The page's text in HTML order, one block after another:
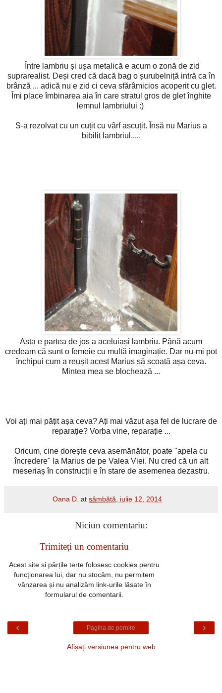
Între lambriu și ușa metalică e acum o zonă de zid
suprarealist. Deși cred că dacă bag o șurubelniță intră ca în
brânză ... adică nu e zid ci ceva sfărâmicios acoperit cu glet.
Îmi place îmbinarea aia în care stratul gros de glet înghite
lemnul lambriului :)
S-a rezolvat cu un cuțit cu vârf ascuțit. Însă nu Marius a
bibilit lambriul.....
Asta e partea de jos a aceluiași lambriu. Până acum
credeam că sunt o femeie cu multă imaginație. Dar nu-mi pot
închipui cum a reușit acest Marius să scoată așa ceva.
Mintea mea se blochează ...
Voi ați mai pățit așa ceva? Ați mai văzut așa fel de lucrare de
reparație? Vorba vine, reparație ...
Oricum, cine dorește ceva asemănător, poate "apela cu
încredere" la Marius de pe Valea Viei. Nu cred că un alt
meseriaș în construcții e în stare de asemenea dezastru.
Oana D. atsâmbătă, iulie 12, 2014
Niciun comentariu:
Trimiteți un comentariu
Acest site si părțile terțe folosesc cookies pentru
funcționarea lui, dar nu stocăm, nu permitem
vânzarea și nu analizăm link-urile lăsate în
formularul de comentarii.
‹ ›
Pagina de pornire
Afișați versiunea pentru web